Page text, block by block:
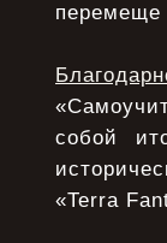
перемеще
собой
«Terra